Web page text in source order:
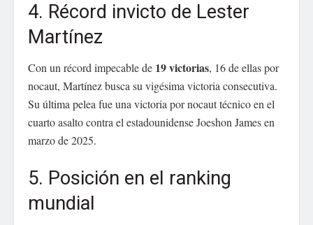
4. Récord invicto de Lester
Martínez
Con un récord impecable de 19 victorias, 16 de ellas por
nocaut, Martínez busca su vigésima victoria consecutiva.
Su última pelea fue una victoria por nocaut técnico en el
cuarto asalto contra el estadounidense Joeshon James en
marzo de 2025.
5. Posición en el ranking
mundial